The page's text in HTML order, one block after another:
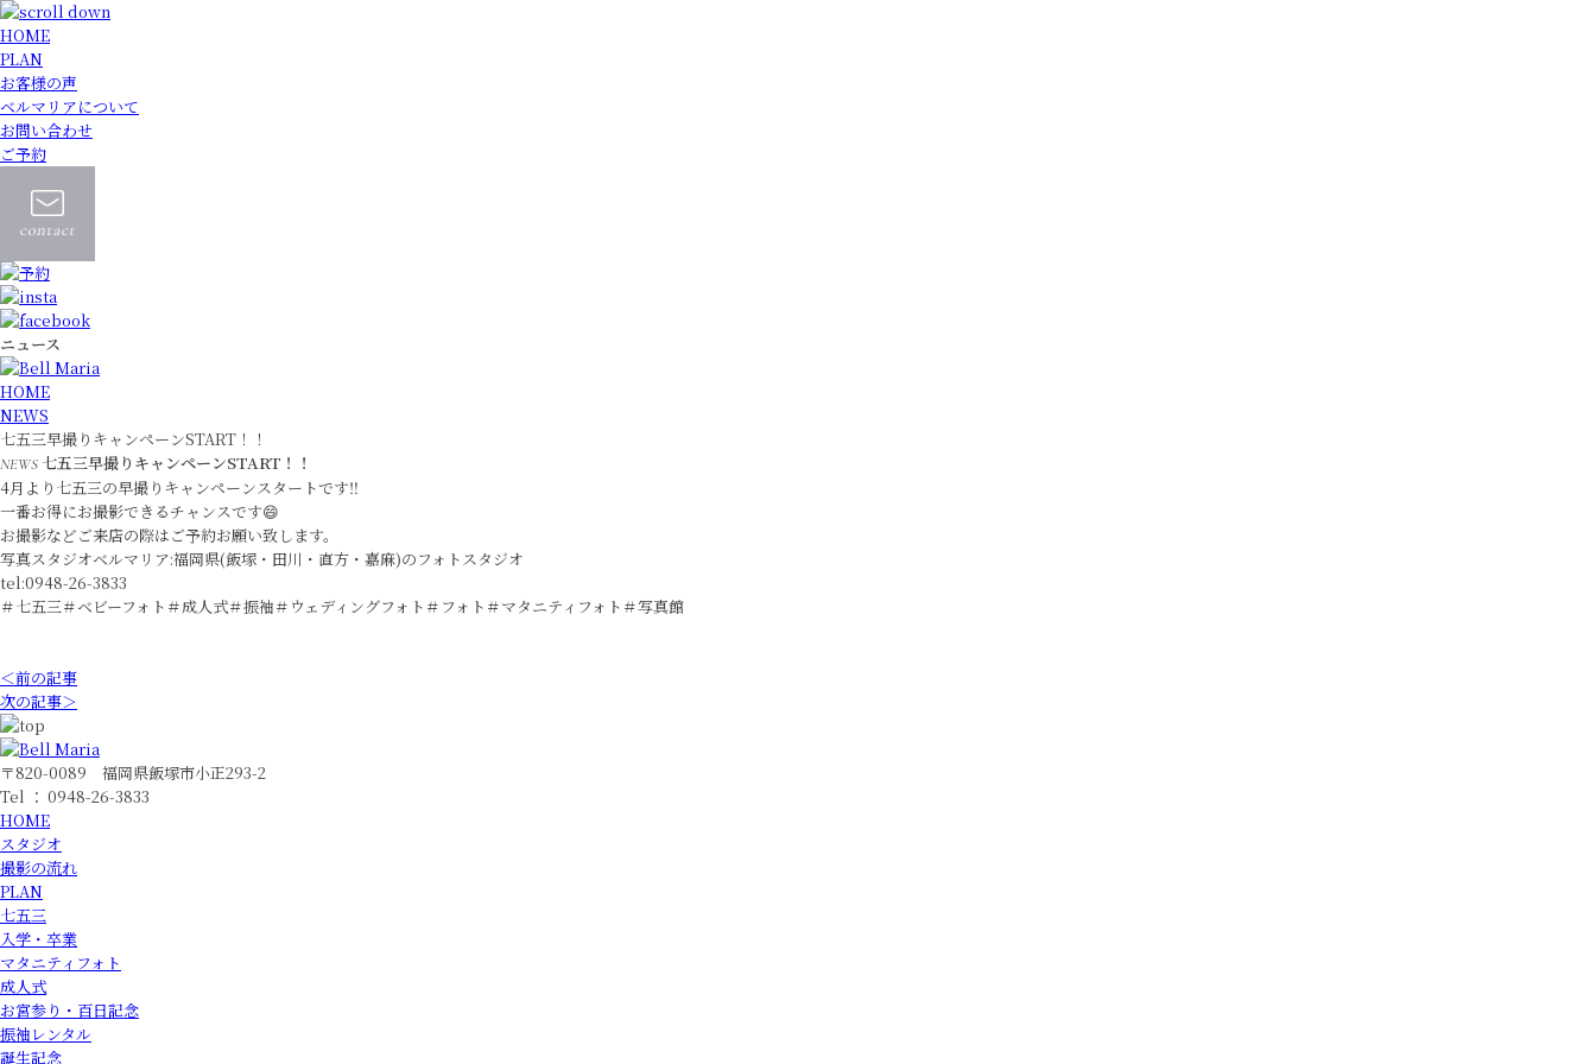
HOME
PLAN
お客様の声
ベルマリアについて
お問い合わせ
ご予約
ニュース
HOME
NEWS
七五三早撮りキャンペーンSTART！！
NEWS 七五三早撮りキャンペーンSTART！！
4月より七五三の早撮りキャンペーンスタートです‼️
一番お得にお撮影できるチャンスです😄
お撮影などご来店の際はご予約お願い致します。
写真スタジオベルマリア:福岡県(飯塚・田川・直方・嘉麻)のフォトスタジオ
tel:0948-26-3833
＃七五三＃ベビーフォト＃成人式＃振袖＃ウェディングフォト＃フォト＃マタニティフォト＃写真館
＜前の記事
次の記事＞
〒820-0089 福岡県飯塚市小正293-2
Tel ： 0948-26-3833
HOME
スタジオ
撮影の流れ
PLAN
七五三
入学・卒業
マタニティフォト
成人式
お宮参り・百日記念
振袖レンタル
誕生記念